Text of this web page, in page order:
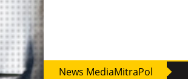
News MediaMitraPol